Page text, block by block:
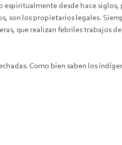
espiritualmente desde hace
son los propietarios legales.
que realizan febriles trabajos
Como bien saben los